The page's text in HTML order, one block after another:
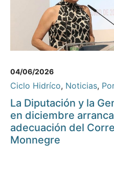
04/06/2026
Ciclo Hidríco, Noticias,
La Diputación y la
en diciembre
adecuación del
Monnegre